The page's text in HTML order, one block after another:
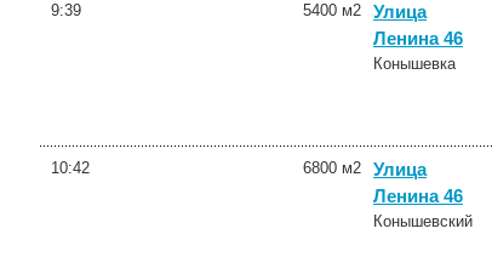
9:39 5400 м2
Улица
Ленина 46
Конышевка
10:42 6800 м2
Улица
Ленина 46
Конышевский